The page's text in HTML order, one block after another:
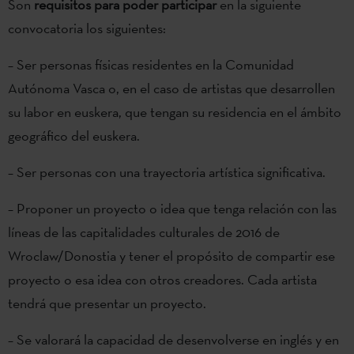
Son requisitos para poder participaren la siguiente
convocatoria los siguientes:
– Ser personas físicas residentes en la Comunidad
Autónoma Vasca o, en el caso de artistas que desarrollen
su labor en euskera, que tengan su residencia en el ámbito
geográfico del euskera.
– Ser personas con una trayectoria artística significativa.
– Proponer un proyecto o idea que tenga relación con las
líneas de las capitalidades culturales de 2016 de
Wroclaw/Donostia y tener el propósito de compartir ese
proyecto o esa idea con otros creadores. Cada artista
tendrá que presentar un proyecto.
– Se valorará la capacidad de desenvolverse en inglés y en